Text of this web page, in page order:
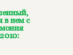
в нем с